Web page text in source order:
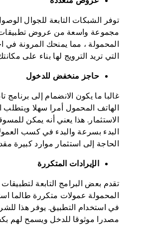
توفر الشبكات التابعة للجوال
مجموعة واسعة من عروض تطبيقات
المحمولة ، مما يمنحك المرونة في
التي تريد الترويج لها بناء على
حاجز منخفض للدخول
غالبا ما يكون الانضمام إلى برنامج
الهاتف المحمول أمرا سهلا ويتطلب
الاستثمار. هذا يعني أنه يمكن
البدء بسرعة والبدء في كسب
الحاجة إلى استثمار موارد كبيرة
الإيرادات المتكررة
تقدم بعض البرامج التابعة لتطبيقات
المحمولة عمولات متكررة طالما
في استخدام التطبيق. يوفر هذا
مصدرا موثوقا للدخل ويسمح لهم